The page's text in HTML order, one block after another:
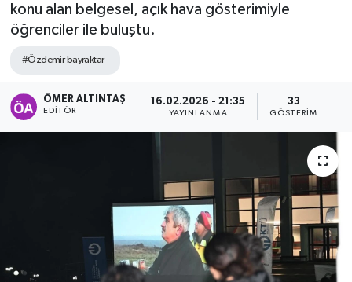
konu alan belgesel, açık hava gösterimiyle
öğrenciler ile buluştu.
#Özdemir bayraktar
ÖMER ALTINTAŞ
EDITÖR
16.02.2026 - 21:35
YAYINLANMA
33
GÖSTERIM
Haber Arşivi